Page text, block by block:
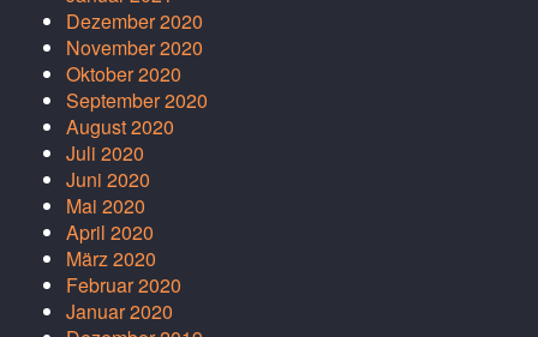
Dezember 2020
November 2020
Oktober 2020
September 2020
August 2020
Juli 2020
Juni 2020
Mai 2020
April 2020
März 2020
Februar 2020
Januar 2020